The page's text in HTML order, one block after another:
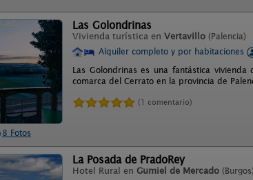
8 Fotos
Las Golondrinas
Vivienda turística en Vertavillo (Palencia)
Alquiler completo y por habitaciones
Las Golondrinas es una fantástica
comarca del Cerrato en la provincia de
(1 comentario)
La Posada de PradoRey
Hotel Rural en Gumiel de Mercado (Burgos)